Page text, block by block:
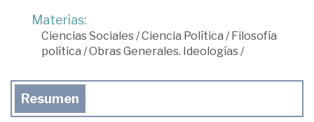
Materias:
Ciencias Sociales/Ciencia Política /Filosofía
política /Obras Generales. Ideologías/
Resumen